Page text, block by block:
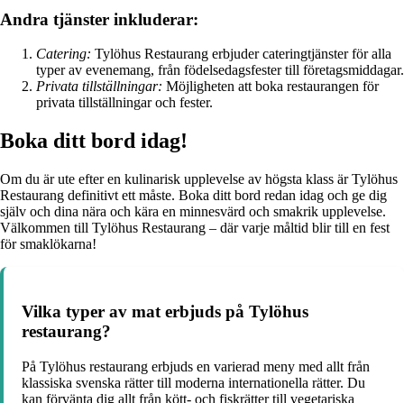
Andra tjänster inkluderar:
Catering: Tylöhus Restaurang erbjuder cateringtjänster för alla
typer av evenemang, från födelsedagsfester till företagsmiddagar.
Privata tillställningar: Möjligheten att boka restaurangen för
privata tillställningar och fester.
Boka ditt bord idag!
Om du är ute efter en kulinarisk upplevelse av högsta klass är Tylöhus
Restaurang definitivt ett måste. Boka ditt bord redan idag och ge dig
själv och dina nära och kära en minnesvärd och smakrik upplevelse.
Välkommen till Tylöhus Restaurang – där varje måltid blir till en fest
för smaklökarna!
Vilka typer av mat erbjuds på Tylöhus
restaurang?
På Tylöhus restaurang erbjuds en varierad meny med allt från
klassiska svenska rätter till moderna internationella rätter. Du
kan förvänta dig allt från kött- och fiskrätter till vegetariska